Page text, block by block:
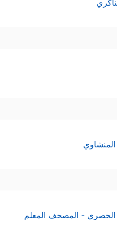
الحصري - المصحف المعلم